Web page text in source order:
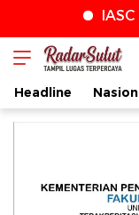
IASC
Headline